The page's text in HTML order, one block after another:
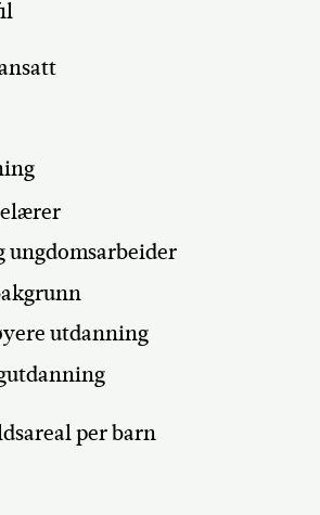
ungdomsarbeider
utdanning
per barn